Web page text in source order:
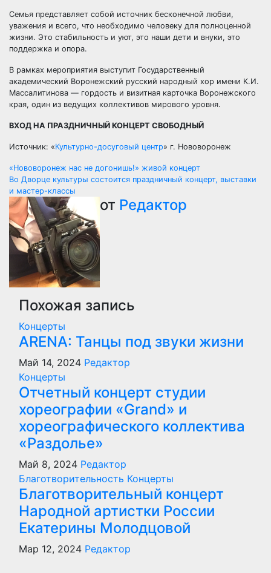
Семья представляет собой источник бесконечной любви,
уважения и всего, что необходимо человеку для полноценной
жизни. Это стабильность и уют, это наши дети и внуки, это
поддержка и опора.
В рамках мероприятия выступит Государственный
академический Воронежский русский народный хор имени К.И.
Массалитинова — гордость и визитная карточка Воронежского
края, один из ведущих коллективов мирового уровня.
ВХОД НА ПРАЗДНИЧНЫЙ КОНЦЕРТ СВОБОДНЫЙ
Источник: «Культурно-досуговый центр» г. Нововоронеж
Навигация
по
записям
«Нововоронеж нас не догонишь!» живой концерт
Во Дворце культуры состоится праздничный концерт, выставки
и мастер-классы
от Редактор
Похожая запись
Концерты
ARENA: Танцы под звуки жизни
Май 14, 2024 Редактор
Концерты
Отчетный концерт студии
хореографии «Grand» и
хореографического коллектива
«Раздолье»
Май 8, 2024 Редактор
Благотворительность Концерты
Благотворительный концерт
Народной артистки России
Екатерины Молодцовой
Мар 12, 2024 Редактор